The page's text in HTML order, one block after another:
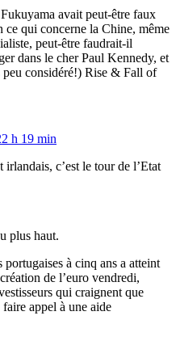
avait peut-être faux
ce qui concerne la Chine, même
peut-être faudrait-il
dans le cher Paul Kennedy, et
peu considéré!) Rise & Fall of
h 19 min
irlandais, c’est le tour de l’Etat
plus haut.
à cinq ans a atteint
de l’euro vendredi,
qui craignent que
appel à une aide